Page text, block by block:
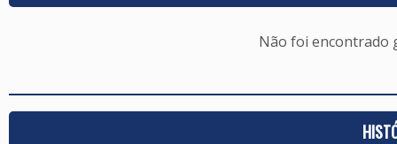
Não foi encontrado